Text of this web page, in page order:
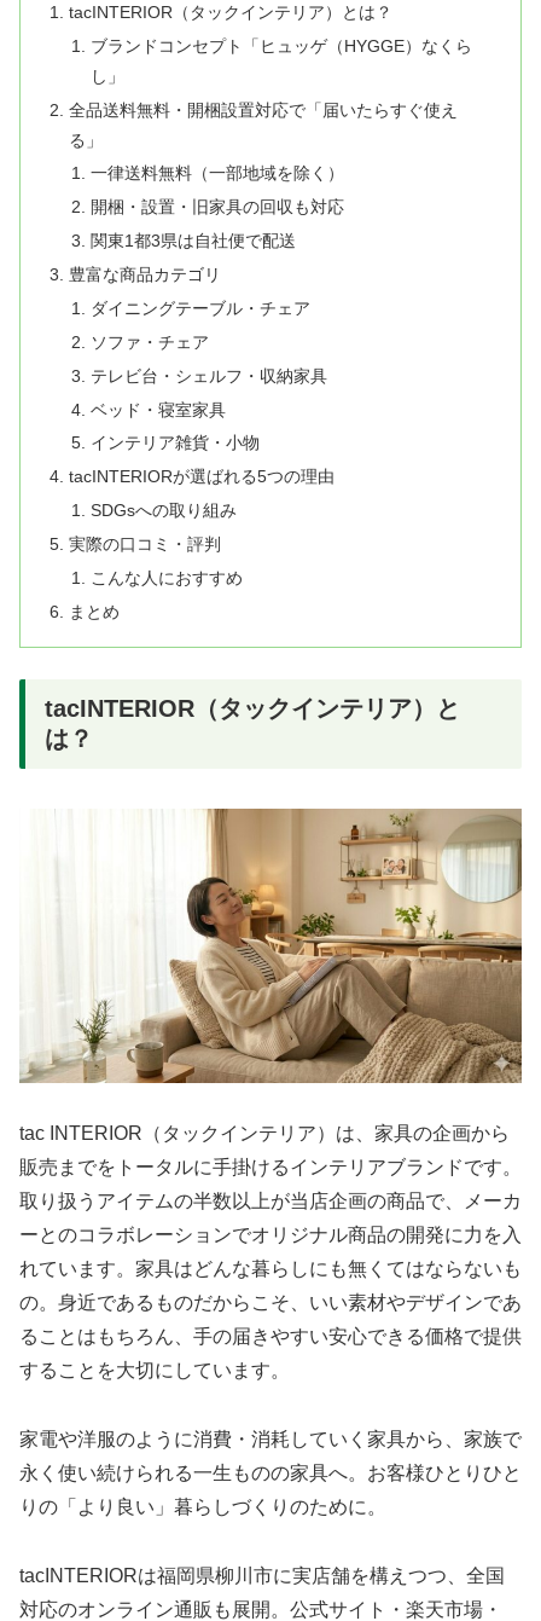
tacINTERIOR（タックインテリア）とは？
ブランドコンセプト「ヒュッゲ（HYGGE）なくら
し」
全品送料無料・開梱設置対応で「届いたらすぐ使え
る」
一律送料無料（一部地域を除く）
開梱・設置・旧家具の回収も対応
関東1都3県は自社便で配送
豊富な商品カテゴリ
ダイニングテーブル・チェア
ソファ・チェア
テレビ台・シェルフ・収納家具
ベッド・寝室家具
インテリア雑貨・小物
tacINTERIORが選ばれる5つの理由
SDGsへの取り組み
実際の口コミ・評判
こんな人におすすめ
まとめ
tacINTERIOR（タックインテリア）と
は？
tac INTERIOR（タックインテリア）は、家具の企画から
販売までをトータルに手掛けるインテリアブランドです。
取り扱うアイテムの半数以上が当店企画の商品で、メーカ
ーとのコラボレーションでオリジナル商品の開発に力を入
れています。家具はどんな暮らしにも無くてはならないも
の。身近であるものだからこそ、いい素材やデザインであ
ることはもちろん、手の届きやすい安心できる価格で提供
することを大切にしています。
家電や洋服のように消費・消耗していく家具から、家族で
永く使い続けられる一生ものの家具へ。お客様ひとりひと
りの「より良い」暮らしづくりのために。
tacINTERIORは福岡県柳川市に実店舗を構えつつ、全国
対応のオンライン通販も展開。公式サイト・楽天市場・